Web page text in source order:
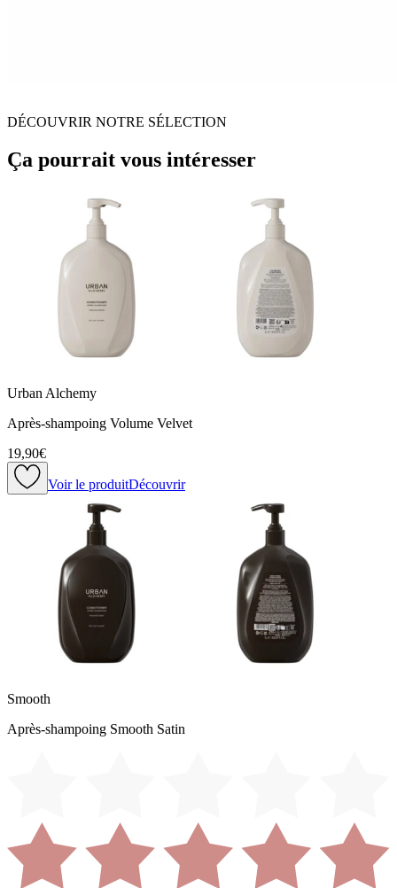
DÉCOUVRIR NOTRE SÉLECTION
Ça pourrait vous intéresser
Urban Alchemy
Après-shampoing Volume Velvet
19,90€
Voir le produitDécouvrir
Smooth
Après-shampoing Smooth Satin